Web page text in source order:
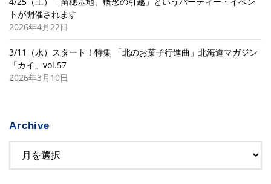
トが開催されます
2026年4月22日
3/11（水）スタート！特集 「北のお菓子行進曲」北海道マガジン
「カイ」vol.57
2026年3月10日
Archive